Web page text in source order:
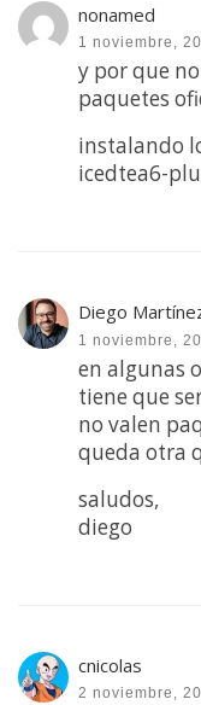
nonamed
1 noviembre,
y por que
paquetes
instalando
icedtea6-
Diego
1 noviembre,
en algunas
tiene que
no valen
queda otra
saludos,
diego
cnicolas
2 noviembre,